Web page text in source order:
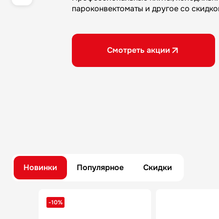
пароконвектоматы и другое со
Смотреть акции
Новинки Популярное Скидки
-10%